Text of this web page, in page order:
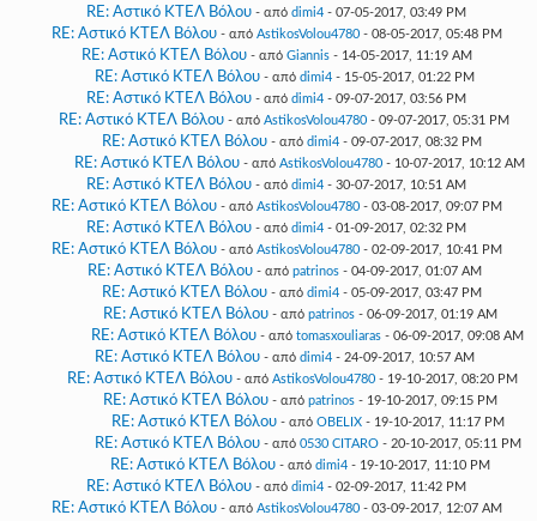
RE: Αστικό ΚΤΕΛ Βόλου - από dimi4 - 07-05-2017, 03:49 PM
RE: Αστικό ΚΤΕΛ Βόλου - από AstikosVolou4780- 08-05-2017, 05:48 PM
RE: Αστικό ΚΤΕΛ Βόλου - από Giannis- 14-05-2017, 11:19 AM
RE: Αστικό ΚΤΕΛ Βόλου - από dimi4- 15-05-2017, 01:22 PM
RE: Αστικό ΚΤΕΛ Βόλου - από dimi4 - 09-07-2017, 03:56 PM
RE: Αστικό ΚΤΕΛ Βόλου - από AstikosVolou4780 - 09-07-2017, 05:31 PM
RE: Αστικό ΚΤΕΛ Βόλου - από dimi4 - 09-07-2017, 08:32 PM
RE: Αστικό ΚΤΕΛ Βόλου - από AstikosVolou4780 - 10-07-2017, 10:12 AM
RE: Αστικό ΚΤΕΛ Βόλου - από dimi4 - 30-07-2017, 10:51 AM
RE: Αστικό ΚΤΕΛ Βόλου - από AstikosVolou4780- 03-08-2017, 09:07 PM
RE: Αστικό ΚΤΕΛ Βόλου - από dimi4 - 01-09-2017, 02:32 PM
RE: Αστικό ΚΤΕΛ Βόλου - από AstikosVolou4780- 02-09-2017, 10:41 PM
RE: Αστικό ΚΤΕΛ Βόλου - από patrinos- 04-09-2017, 01:07 AM
RE: Αστικό ΚΤΕΛ Βόλου - από dimi4 - 05-09-2017, 03:47 PM
RE: Αστικό ΚΤΕΛ Βόλου - από patrinos- 06-09-2017, 01:19 AM
RE: Αστικό ΚΤΕΛ Βόλου - από tomasxouliaras - 06-09-2017, 09:08 AM
RE: Αστικό ΚΤΕΛ Βόλου - από dimi4- 24-09-2017, 10:57 AM
RE: Αστικό ΚΤΕΛ Βόλου - από AstikosVolou4780- 19-10-2017, 08:20 PM
RE: Αστικό ΚΤΕΛ Βόλου - από patrinos- 19-10-2017, 09:15 PM
RE: Αστικό ΚΤΕΛ Βόλου - από OBELIX- 19-10-2017, 11:17 PM
RE: Αστικό ΚΤΕΛ Βόλου - από 0530 CITARO- 20-10-2017, 05:11 PM
RE: Αστικό ΚΤΕΛ Βόλου - από dimi4- 19-10-2017, 11:10 PM
RE: Αστικό ΚΤΕΛ Βόλου - από dimi4 - 02-09-2017, 11:42 PM
RE: Αστικό ΚΤΕΛ Βόλου - από AstikosVolou4780- 03-09-2017, 12:07 AM